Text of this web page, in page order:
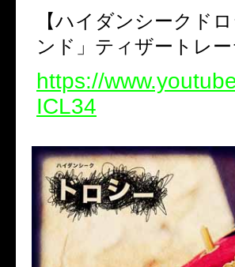
【ハイダンシークド
ンド」ティザートレ
https://
ICL34